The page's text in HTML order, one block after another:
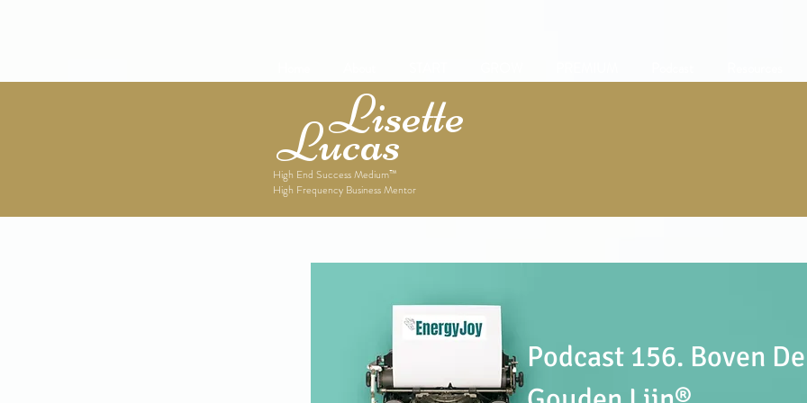
Lisette
Lucas
High End Success Medium™
High Frequency Business Mentor
Podcast 156. Boven De